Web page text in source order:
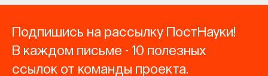
Подпишись на рассылку ПостНауки!
В каждом письме - 10 полезных
ссылок от команды проекта.